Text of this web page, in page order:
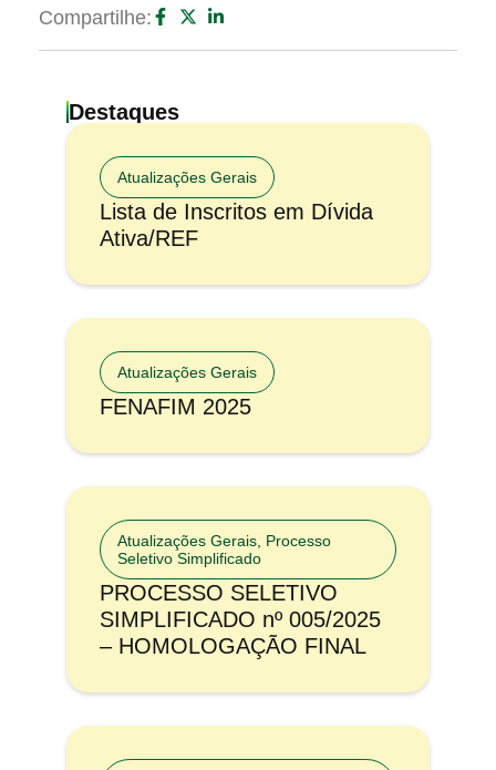
Compartilhe:
Destaques
Atualizações Gerais
Lista de Inscritos em Dívida
Ativa/REF
Atualizações Gerais
FENAFIM 2025
Atualizações Gerais Processo
Seletivo Simplificado
PROCESSO SELETIVO
SIMPLIFICADO nº 005/2025
– HOMOLOGAÇÃO FINAL